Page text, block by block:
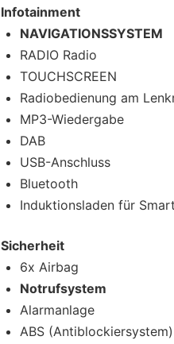
Infotainment
NAVIGATIONSSYSTEM
RADIO Radio
TOUCHSCREEN
Radiobedienung am
MP3-Wiedergabe
DAB
USB-Anschluss
Bluetooth
Induktionsladen für
Sicherheit
6x Airbag
Notrufsystem
Alarmanlage
ABS (Antiblockiersystem)